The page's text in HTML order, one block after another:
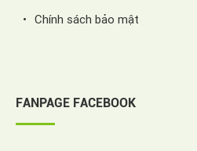
Chính sách bảo mật
FANPAGE FACEBOOK